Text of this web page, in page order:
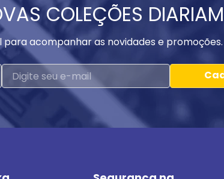
COLEÇÕES
acompanhar as novidades e promoções.